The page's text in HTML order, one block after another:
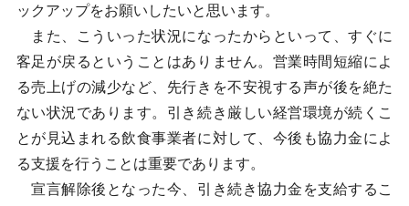
ックアップをお願いしたいと思います。
また、こういった状況になったからといって、すぐに
客足が戻るということはありません。営業時間短縮によ
る売上げの減少など、先行きを不安視する声が後を絶た
ない状況であります。引き続き厳しい経営環境が続くこ
とが見込まれる飲食事業者に対して、今後も協力金によ
る支援を行うことは重要であります。
宣言解除後となった今、引き続き協力金を支給するこ